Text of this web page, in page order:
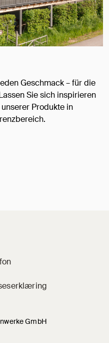
Geschmack – für die
Sie sich inspirieren
Produkte in
GmbH